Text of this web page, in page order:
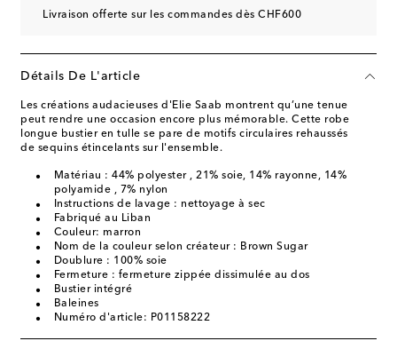
Livraison offerte sur les commandes dès CHF600
Détails De L'article
Les créations audacieuses d'Elie Saab montrent qu’une tenue
peut rendre une occasion encore plus mémorable. Cette robe
longue bustier en tulle se pare de motifs circulaires rehaussés
de sequins étincelants sur l'ensemble.
Matériau : 44% polyester , 21% soie, 14% rayonne, 14%
polyamide , 7% nylon
Instructions de lavage : nettoyage à sec
Fabriqué au Liban
Couleur: marron
Nom de la couleur selon créateur : Brown Sugar
Doublure : 100% soie
Fermeture : fermeture zippée dissimulée au dos
Bustier intégré
Baleines
Numéro d'article: P01158222